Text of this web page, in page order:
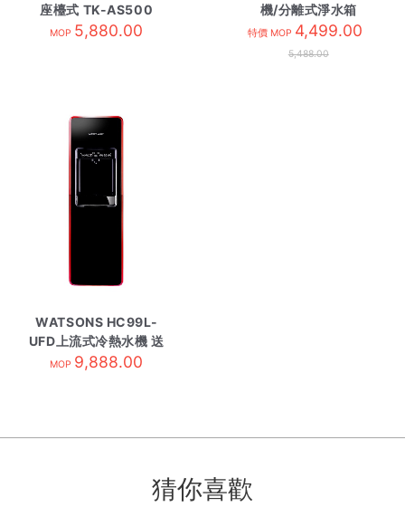
座檯式 TK-AS500
MOP 5,880.00
機/分離式淨水箱
ADD6921DG/90 炭灰
色
特價 MOP 4,499.00
5,488.00
WATSONS HC99L-
UFD上流式冷熱水機 送
30張水券/需訂 黑
MOP 9,888.00
猜你喜歡